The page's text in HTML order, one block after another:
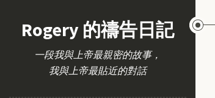
Rogery 的禱告日記
一段我與上帝最親密的故事，
我與上帝最貼近的對話